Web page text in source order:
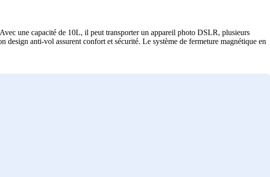
une capacité de 10L, il peut transporter un appareil photo DSLR, plusieurs
anti-vol assurent confort et sécurité. Le système de fermeture magnétique en